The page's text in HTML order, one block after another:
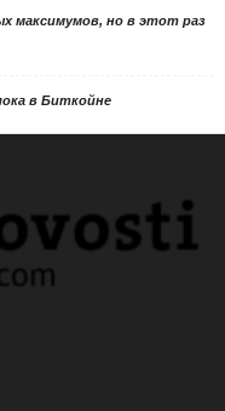
максимумов, но в этот раз
в Биткойне